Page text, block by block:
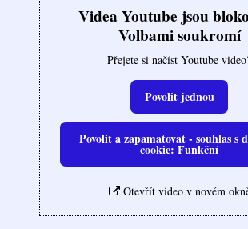
Videa Youtube jsou
Volbami soukromí
Přejete si načíst Youtube
Povolit jednou
Povolit a zapamatovat - souhlas s
cookie: Funkční
Otevřít video v novém